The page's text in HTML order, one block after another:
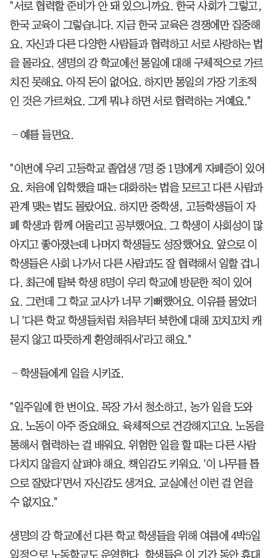
"서로 협력할 준비가 안 돼 있으니까요. 한국 사회가 그렇고,
한국 교육이 그렇습니다. 지금 한국 교육은 경쟁에만 집중해
요. 자신과 다른 다양한 사람들과 협력하고 서로 사랑하는 법
을 몰라요. 생명의 강 학교에선 통일에 대해 구체적으로 가르
치진 못해요. 아직 돈이 없어요. 하지만 통일의 가장 기초적
인 것은 가르쳐요. 그게 뭐냐 하면 서로 협력하는 거예요."
―예를 들면요.
"이번에 우리 고등학교 졸업생 7명 중 1명에게 자폐증이 있어
요. 처음에 입학했을 때는 대화하는 법을 모르고 다른 사람과
관계 맺는 법도 몰랐어요. 하지만 중학생, 고등학생들이 자
폐 학생과 함께 어울리고 공부했어요. 그 학생이 사회성이 많
아지고 좋아졌는데 나머지 학생들도 성장했어요. 앞으로 이
학생들은 사회 나가서 다른 사람과도 잘 협력해서 일할 겁니
다. 최근에 탈북 학생 8명이 우리 학교에 방문한 적이 있어
요. 그런데 그 학교 교사가 너무 기뻐했어요. 이유를 물었더
니 '다른 학교 학생들처럼 처음부터 북한에 대해 꼬치꼬치 캐
묻지 않고 따뜻하게 환영해줘서'라고 해요."
―학생들에게 일을 시키죠.
"일주일에 한 번이요. 목장 가서 청소하고, 농가 일을 도와
요. 노동이 아주 중요해요. 육체적으로 건강해지고요. 노동을
통해서 협력하는 걸 배워요. 위험한 일을 할 때는 다른 사람
다치지 않을지 살펴야 해요. 책임감도 키워요. '이 나무를 톱
으로 잘랐다'면서 자신감도 생겨요. 교실에선 이런 걸 얻을
수 없지요."
생명의 강 학교에선 다른 학교 학생들을 위해 여름에 4박5일
일정으로 노동학교도 운영한다. 학생들은 이 기간 동안 휴대